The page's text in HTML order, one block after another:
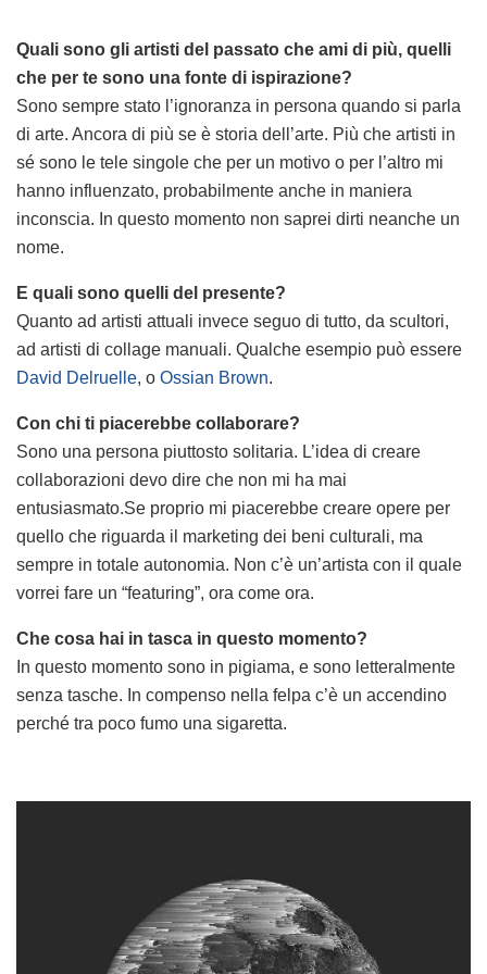
Quali sono gli artisti del passato che ami di più, quelli
che per te sono una fonte di ispirazione?
Sono sempre stato l’ignoranza in persona quando si parla
di arte. Ancora di più se è storia dell’arte. Più che artisti in
sé sono le tele singole che per un motivo o per l’altro mi
hanno influenzato, probabilmente anche in maniera
inconscia. In questo momento non saprei dirti neanche un
nome.
E quali sono quelli del presente?
Quanto ad artisti attuali invece seguo di tutto, da scultori,
ad artisti di collage manuali. Qualche esempio può essere
David Delruelle, o Ossian Brown.
Con chi ti piacerebbe collaborare?
Sono una persona piuttosto solitaria. L’idea di creare
collaborazioni devo dire che non mi ha mai
entusiasmato.Se proprio mi piacerebbe creare opere per
quello che riguarda il marketing dei beni culturali, ma
sempre in totale autonomia. Non c’è un’artista con il quale
vorrei fare un “featuring”, ora come ora.
Che cosa hai in tasca in questo momento?
In questo momento sono in pigiama, e sono letteralmente
senza tasche. In compenso nella felpa c’è un accendino
perché tra poco fumo una sigaretta.